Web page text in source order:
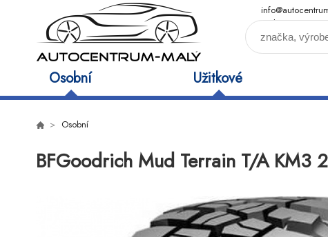
maly.cz
Osobní Užitkové
Osobní
BFGoodrich Mud Terrain T/A KM3